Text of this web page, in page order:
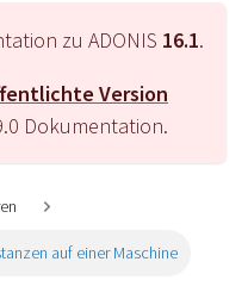
zu ADONIS 16.1.
Version
Dokumentation.
auf einer Maschine